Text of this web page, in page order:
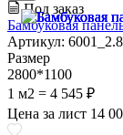
Под заказ
Бамбуковая
Артикул: 6001_2.8
Размер
2800*1100
1 м2 = 4 545 ₽
Цена за лист 14